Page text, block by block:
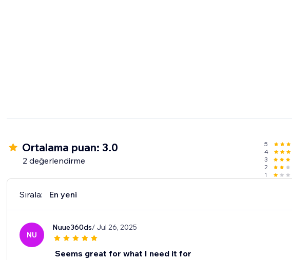
Ortalama puan: 3.0
2 değerlendirme
5
4
3
2
1
Sırala: En yeni
NU
Nuue360ds/ Jul 26, 2025
Seems great for what I need it for